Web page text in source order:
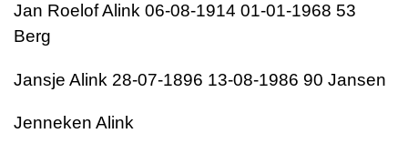
Jan Roelof Alink 06-08-1914 01-01-1968 53
Berg
Jansje Alink 28-07-1896 13-08-1986 90 Jansen
Jenneken Alink